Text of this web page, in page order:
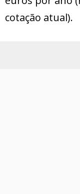
cotação atual).